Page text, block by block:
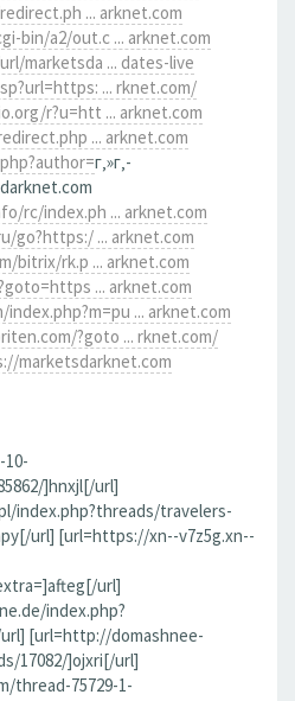
... arknet.com
bin/a2/out.c ... arknet.com
marketsda ... dates-live
... rknet.com/
r?u=htt ... arknet.com
... arknet.com
г‚»г‚­
rc/index.ph ... arknet.com
go?https:/ ... arknet.com
bitrix/rk.p ... arknet.com
... arknet.com
... arknet.com
?goto ... rknet.com/
marketsdarknet.com
]hnxjl[/url]
index.php?threads/travelers-
url] [url=https://xn--v7z5g.xn--
url]
index.php?
[url=http://domashnee-
17082/]ojxri[/url]
thread-75729-1-